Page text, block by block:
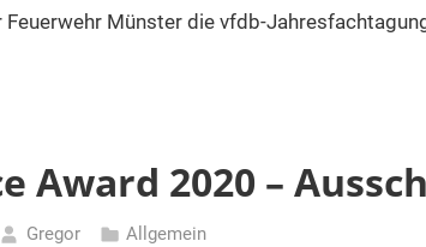
Münster die vfdb-
Award 2020 –
Gregor Allgemein